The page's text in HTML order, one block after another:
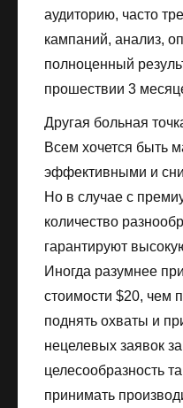
аудиторию, часто
кампаний, анализ,
полноценный
прошествии 3
Другая больная
Всем хочется быть
эффективными и
Но в случае с
количество
гарантируют
Иногда разумнее
стоимости $20, чем
поднять охваты и
нецелевых заявок
целесообразность
принимать